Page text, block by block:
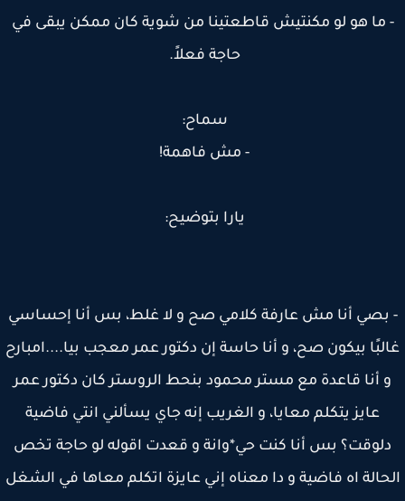
ما هو لو مكنتيش قاطعتينا من شوية كان ممكن يبقى في
حاجة فعلاً.
سماح:
- مش فاهمة!
يارا بتوضيح:
أنا مش عارفة كلامي صح و لا غلط، بس أنا إحساسي
بيكون صح، و أنا حاسة إن دكتور عمر معجب بيا....امبارح
أنا قاعدة مع مستر محمود بنحط الروستر كان دكتور عمر
عايز يتكلم معايا، و الغريب إنه جاي يسألني انتي فاضية
بس أنا كنت حي*وانة و قعدت اقوله لو حاجة تخص
اه فاضية و دا معناه إني عايزة اتكلم معاها في الشغل